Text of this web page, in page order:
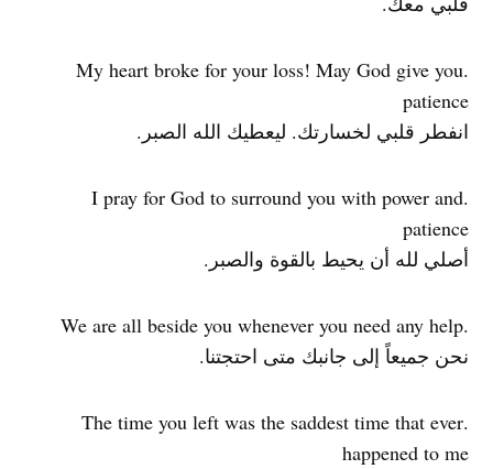
.My heart broke for your loss! May God give you
patience
انفطر قلبي لخسارتك. ليعطيك الله الصبر.
.I pray for God to surround you with power and
patience
أصلي لله أن يحيط بالقوة والصبر.
.We are all beside you whenever you need any help
نحن جميعاً إلى جانبك متى احتجتنا.
.The time you left was the saddest time that ever
happened to me